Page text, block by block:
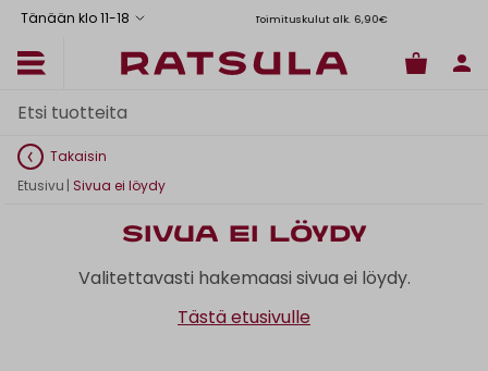
Tänään klo 11-18 Toimituskulut alk. 6,90€
Takaisin
Etusivu | Sivua ei löydy
Sivua ei löydy
Valitettavasti hakemaasi sivua ei löydy.
Tästä etusivulle